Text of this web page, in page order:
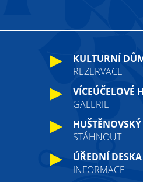
KULTURNÍ
REZERVACE
VÍCEÚČELOVÉ
GALERIE
STÁHNOUT
ÚŘEDNÍ DESKA
INFORMACE